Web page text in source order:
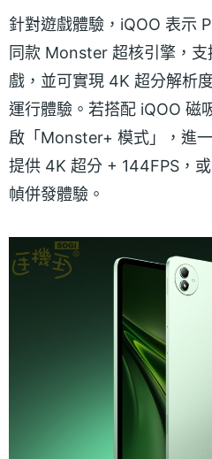
針對遊戲體驗，iQOO 表示
同款 Monster 超核引擎，
戲，並可實現 4K 超分解析
運行體驗。若搭配 iQOO 磁
啟「Monster+ 模式」，進
提供 4K 超分 + 144FPS，
幀併發體驗。